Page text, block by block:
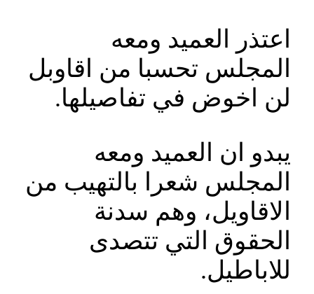
اعتذر العميد ومعه
المجلس تحسبا من اقاوبل
لن اخوض في تفاصيلها.
يبدو ان العميد ومعه
المجلس شعرا بالتهيب من
الاقاويل، وهم سدنة
الحقوق التي تتصدى
للاباطيل.